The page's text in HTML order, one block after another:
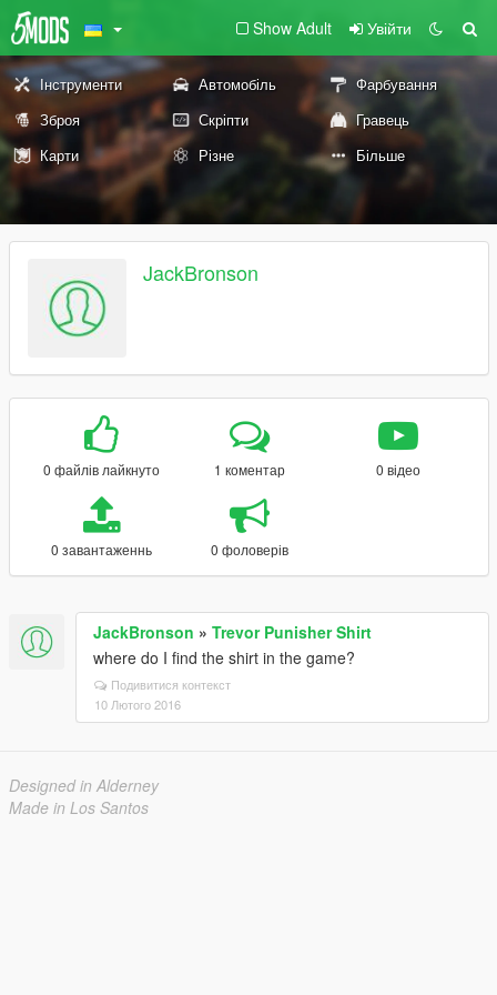
Show Adult Увійти
Інструменти Автомобіль
Фарбування
Зброя
Скріпти
Гравець
Карти
Різне Більше
JackBronson
0 файлів лайкнуто 1 коментар 0 відео
0 завантаженнь 0 фоловерів
JackBronson » Trevor Punisher Shirt
where do I find the shirt in the game?
Подивитися контекст
10 Лютого 2016
Designed in Alderney
Made in Los Santos